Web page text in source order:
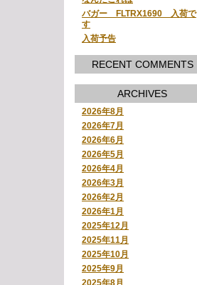
バガー FLTRX1690 入荷で
す
入荷予告
RECENT COMMENTS
ARCHIVES
2026年8月
2026年7月
2026年6月
2026年5月
2026年4月
2026年3月
2026年2月
2026年1月
2025年12月
2025年11月
2025年10月
2025年9月
2025年8月